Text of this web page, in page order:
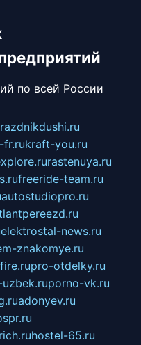
по всей России
fr.rukraft-you.ru
rastenuya.ru
freeride-team.ru
autostudiopro.ru
elektrostal-news.ru
znakomye.ru
pro-otdelky.ru
porno-vk.ru
adonyev.ru
hostel-65.ru